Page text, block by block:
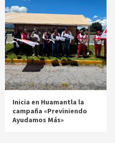
Inicia en Huamantla la
campaña «Previniendo
Ayudamos Más»